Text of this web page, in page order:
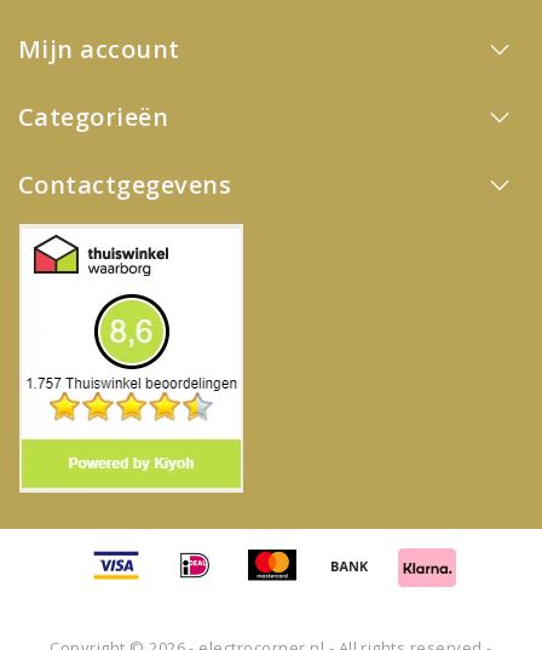
Mijn account
Categorieën
Contactgegevens